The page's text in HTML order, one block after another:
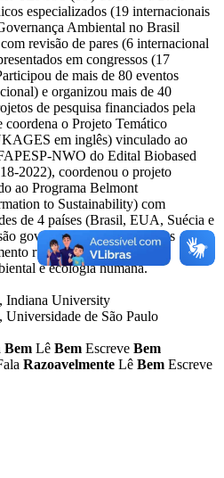
especializados (19 internacionais
Ambiental no Brasil
revisão de pares (6 internacional
em congressos (17
de mais de 80 eventos
e organizou mais de 40
de pesquisa financiados pela
o Projeto Temático
em inglês) vinculado ao
NWO do Edital Biobased
2022), coordenou o projeto
ao Programa Belmont
to Sustainability) com
de 4 países (Brasil, EUA, Suécia e
governança ambiental e dos
rural sustentável, análise
e ecologia humana.
University
de São Paulo
Bem Lê Bem Escreve Bem
Razoavelmente Lê Bem Escreve